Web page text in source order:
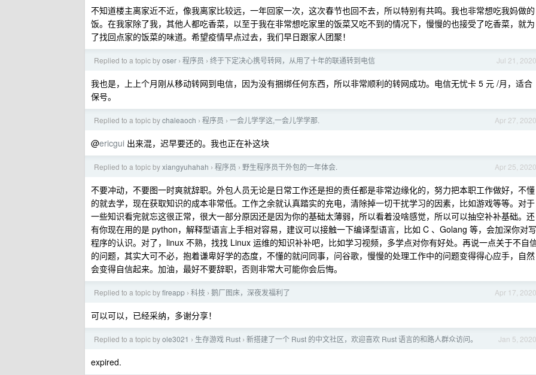
不知道楼主离家近不近，像我离家比较远，一年回家一次，这次春节也回不去，所以特别有共鸣。我也非常想吃我妈做的
饭。在我家除了我，其他人都吃香菜，以至于我在非常想吃家里的饭菜又吃不到的情况下，慢慢的也接受了吃香菜，就为
了找回点家的饭菜的味道。希望疫情早点过去，我们早日跟家人团聚！
Jul 21, 2020
Replied to a topic byoser › 程序员 › 终于下定决心携号转网，从用了十年的联通转到电信
我也是，上上个月刚从移动转网到电信，因为没有捆绑任何东西，所以非常顺利的转网成功。电信无忧卡 5 元 /月，适合
保号。
Apr 27, 2020
Replied to a topic bychaleaoch › 程序员 › 一会儿学学这,一会儿学学那.
@ericgui 出来混，迟早要还的。我也正在补这块
Apr 25, 2020
Replied to a topic byxiangyuhahah › 程序员 › 野生程序员干外包的一年体会.
不要冲动，不要图一时爽就辞职。外包人员无论是日常工作还是担的责任都是非常边缘化的，努力把本职工作做好，不懂
的就去学，现在获取知识的成本非常低。工作之余就认真踏实的充电，清除掉一切干扰学习的因素，比如游戏等等。对于
一些知识看完就忘这很正常，很大一部分原因还是因为你的基础太薄弱，所以看着没啥感觉，所以可以抽空补补基础。还
有你现在用的是 python，解释型语言上手相对容易，建议可以接触一下编译型语言，比如 C 、Golang 等，会加深你对写
程序的认识。对了，linux 不熟，找找 Linux 运维的知识补补吧，比如学习视频，多学点对你有好处。再说一点关于不自
的问题，其实大可不必，抱着谦卑好学的态度，不懂的就问同事，问谷歌，慢慢的处理工作中的问题变得得心应手，自然
会变得自信起来。加油，最好不要辞职，否则非常大可能你会后悔。
Apr 17, 2020
Replied to a topic byfireapp › 科技 › 鹅厂图床，深夜发福利了
可以可以，已经采纳，多谢分享！
Jan 5, 2020
Replied to a topic byole3021 › 生存游戏 Rust › 新搭建了一个 Rust 的中文社区，欢迎喜欢 Rust 语言的和路人群众访问。
expired.